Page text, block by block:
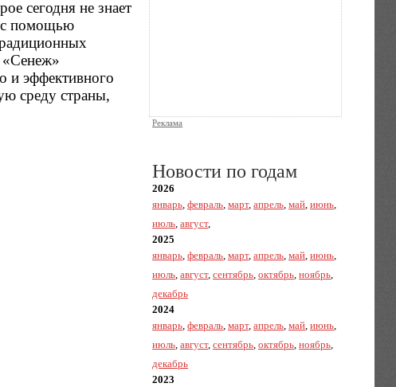
сегодня не знает
с помощью
«Сенеж»
и эффективного
среду страны,
Реклама
Новости по годам
2026
январь,февраль,март,апрель,май,июнь,
июль,август,
2025
январь,февраль,март,апрель,май,июнь,
июль,август,сентябрь,октябрь,ноябрь,
декабрь
2024
январь,февраль,март,апрель,май,июнь,
июль,август,сентябрь,октябрь,ноябрь,
декабрь
2023